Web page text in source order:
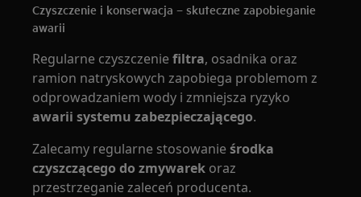
Czyszczenie i konserwacja – skuteczne zapobieganie
awarii
Regularne czyszczeniefiltra, osadnika oraz
ramion natryskowych zapobiega problemom z
odprowadzaniem wody i zmniejsza ryzyko
awarii systemu zabezpieczającego.
Zalecamy regularne stosowanieśrodka
czyszczącego do zmywarek oraz
przestrzeganie zaleceń producenta.